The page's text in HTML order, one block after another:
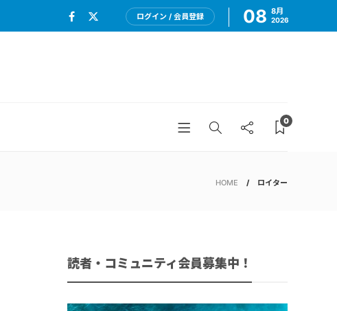
ログイン / 会員登録 08 8月
2026
0
HOME ロイター
読者・コミュニティ会員募集中！